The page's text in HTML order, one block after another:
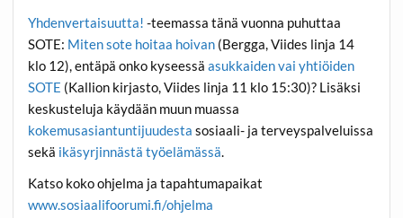
Yhdenvertaisuutta! -teemassa tänä vuonna puhuttaa
SOTE: Miten sote hoitaa hoivan (Bergga, Viides linja 14
klo 12), entäpä onko kyseessäasukkaiden vai yhtiöiden
SOTE (Kallion kirjasto, Viides linja 11 klo 15:30)? Lisäksi
keskusteluja käydään muun muassa
kokemusasiantuntijuudesta sosiaali- ja terveyspalveluissa
sekä ikäsyrjinnästä työelämässä.
Katso koko ohjelma ja tapahtumapaikat
www.sosiaalifoorumi.fi/ohjelma